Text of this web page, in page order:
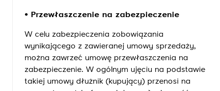
• Przewłaszczenie na zabezpieczenie
W celu zabezpieczenia zobowiązania
wynikającego z zawieranej umowy sprzedaży,
można zawrzeć umowę przewłaszczenia na
zabezpieczenie. W ogólnym ujęciu na podstawie
takiej umowy dłużnik (kupujący) przenosi na